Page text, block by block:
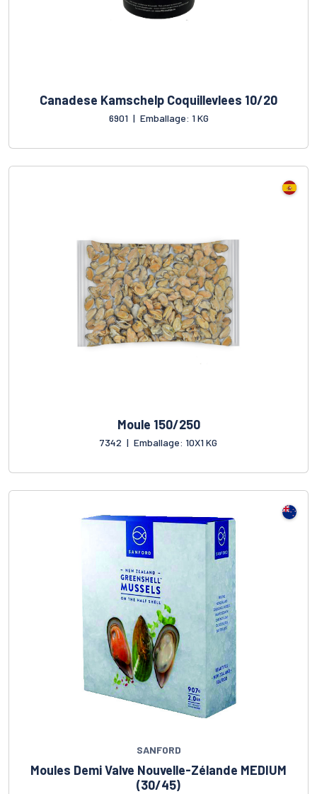
Canadese Kamschelp Coquillevlees 10/20
6901 | Emballage: 1 KG
Moule 150/250
7342 | Emballage: 10X1 KG
SANFORD
Moules Demi Valve Nouvelle-Zélande MEDIUM
(30/45)